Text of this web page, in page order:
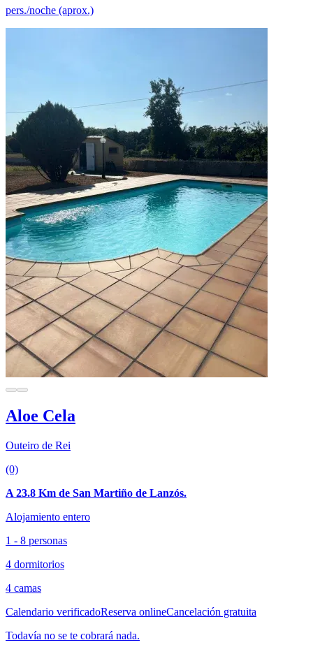
pers./noche (aprox.)
Aloe Cela
Outeiro de Rei
(0)
A 23.8 Km de San Martiño de Lanzós.
Alojamiento entero
1 - 8 personas
4 dormitorios
4 camas
Calendario verificadoReserva onlineCancelación gratuita
Todavía no se te cobrará nada.